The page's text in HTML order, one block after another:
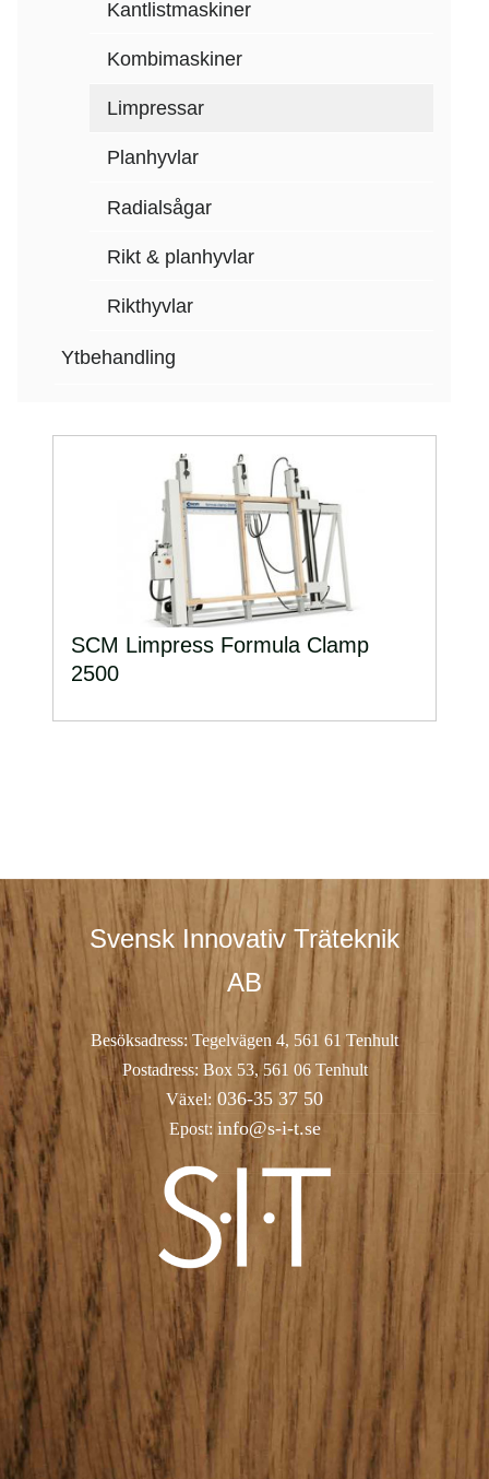
Kantlistmaskiner
Kombimaskiner
Limpressar
Planhyvlar
Radialsågar
Rikt & planhyvlar
Rikthyvlar
Ytbehandling
SCM Limpress Formula Clamp
2500
Svensk Innovativ Träteknik
AB
Besöksadress: Tegelvägen 4, 561 61 Tenhult
Postadress: Box 53, 561 06 Tenhult
Växel: 036-35 37 50
Epost: info@s-i-t.se